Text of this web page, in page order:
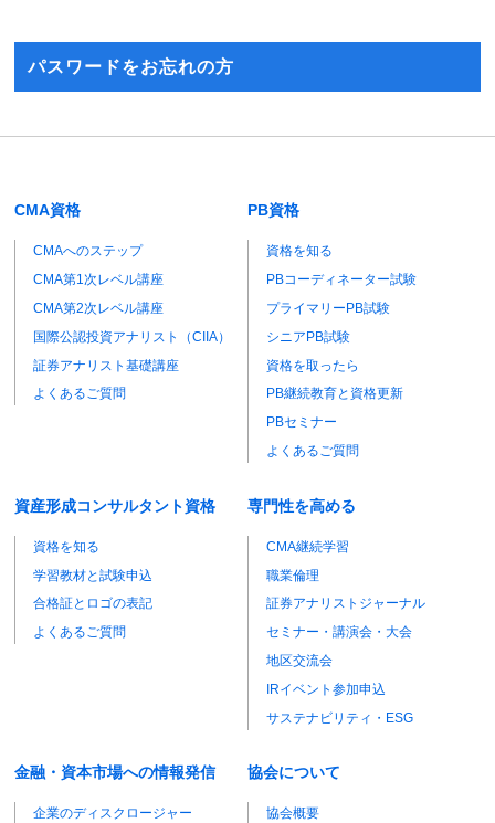
パスワードをお忘れの方
CMA資格
CMAへのステップ
CMA第1次レベル講座
CMA第2次レベル講座
国際公認投資アナリスト（CIIA）
証券アナリスト基礎講座
よくあるご質問
PB資格
資格を知る
PBコーディネーター試験
プライマリーPB試験
シニアPB試験
資格を取ったら
PB継続教育と資格更新
PBセミナー
よくあるご質問
資産形成コンサルタント資格
資格を知る
学習教材と試験申込
合格証とロゴの表記
よくあるご質問
専門性を高める
CMA継続学習
職業倫理
証券アナリストジャーナル
セミナー・講演会・大会
地区交流会
IRイベント参加申込
サステナビリティ・ESG
金融・資本市場への情報発信
企業のディスクロージャー
協会について
協会概要